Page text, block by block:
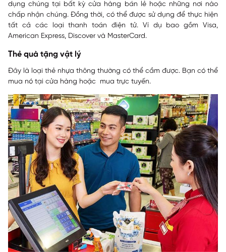
dụng chúng tại bất kỳ cửa hàng bán lẻ hoặc những nơi nào
chấp nhận chúng. Đồng thời, có thể được sử dụng để thực hiện
tất cả các loại thanh toán điện tử. Ví dụ bao gồm Visa,
American Express, Discover và MasterCard.
Thẻ quà tặng vật lý
Đây là loại thẻ nhựa thông thường có thể cầm được. Bạn có thể
mua nó tại cửa hàng hoặc mua trực tuyến.